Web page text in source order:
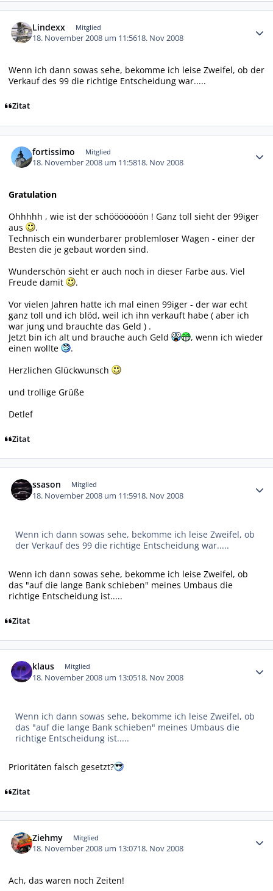
Lindexx Mitglied
18. November 2008 um 11:5618. Nov 2008
Wenn ich dann sowas sehe, bekomme ich leise Zweifel, ob der
Verkauf des 99 die richtige Entscheidung war.....
Zitat
fortissimo Mitglied
18. November 2008 um 11:5818. Nov 2008
Gratulation
Ohhhhh , wie ist der schööööööön ! Ganz toll sieht der 99iger
aus
.
Technisch ein wunderbarer problemloser Wagen - einer der
Besten die je gebaut worden sind.
Wunderschön sieht er auch noch in dieser Farbe aus. Viel
Freude damit
.
Vor vielen Jahren hatte ich mal einen 99iger - der war echt
ganz toll und ich blöd, weil ich ihn verkauft habe ( aber ich
war jung und brauchte das Geld ) .
Jetzt bin ich alt und brauche auch Geld
, wenn ich wieder
einen wollte
.
Herzlichen Glückwunsch
und trollige Grüße
Detlef
Zitat
ssason Mitglied
18. November 2008 um 11:5918. Nov 2008
Wenn ich dann sowas sehe, bekomme ich leise Zweifel, ob
der Verkauf des 99 die richtige Entscheidung war.....
Wenn ich dann sowas sehe, bekomme ich leise Zweifel, ob
das "auf die lange Bank schieben" meines Umbaus die
richtige Entscheidung ist.....
Zitat
klaus Mitglied
18. November 2008 um 13:0518. Nov 2008
Wenn ich dann sowas sehe, bekomme ich leise Zweifel, ob
das "auf die lange Bank schieben" meines Umbaus die
richtige Entscheidung ist.....
Prioritäten falsch gesetzt?
Zitat
Ziehmy Mitglied
18. November 2008 um 13:0718. Nov 2008
Ach, das waren noch Zeiten!